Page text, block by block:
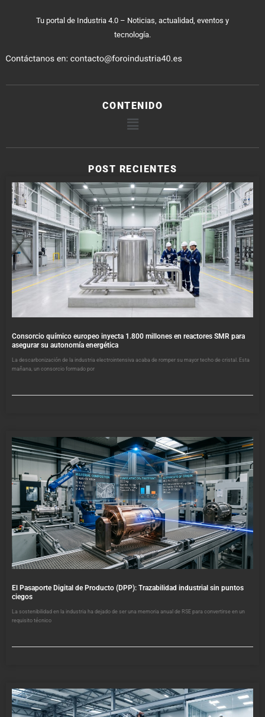
Tu portal de Industria 4.0 – Noticias, actualidad, eventos y
tecnología.
CONTENIDO
POST RECIENTES
Consorcio químico europeo inyecta 1.800 millones en reactores SMR para
asegurar su autonomía energética
La descarbonización de la industria electrointensiva acaba de romper su mayor techo de cristal. Esta
mañana, un consorcio formado por
El Pasaporte Digital de Producto (DPP): Trazabilidad industrial sin puntos
ciegos
La sostenibilidad en la industria ha dejado de ser una memoria anual de RSE para convertirse en un
requisito técnico